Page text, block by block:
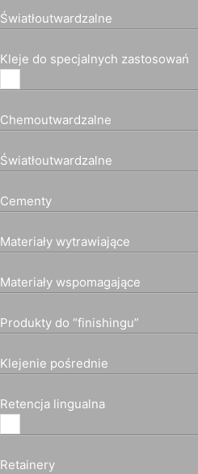
Światłoutwardzalne
Kleje do specjalnych zastosowań
Chemoutwardzalne
Światłoutwardzalne
Cementy
Materiały wytrawiające
Materiały wspomagające
Produkty do “finishingu”
Klejenie pośrednie
Retencja lingualna
Retainery